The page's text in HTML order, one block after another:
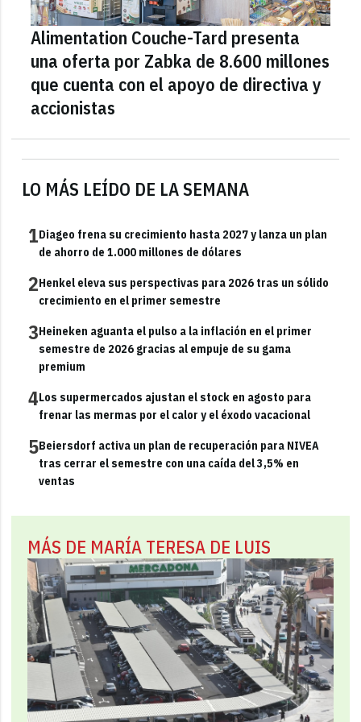
LO MÁS LEÍDO DE LA SEMANA
1Diageo frena su crecimiento hasta 2027 y lanza un plan
de ahorro de 1.000 millones de dólares
2Henkel eleva sus perspectivas para 2026 tras un sólido
crecimiento en el primer semestre
3Heineken aguanta el pulso a la inflación en el primer
semestre de 2026 gracias al empuje de su gama
premium
4Los supermercados ajustan el stock en agosto para
frenar las mermas por el calor y el éxodo vacacional
5Beiersdorf activa un plan de recuperación para NIVEA
tras cerrar el semestre con una caída del 3,5% en
ventas
MÁS DE MARÍA TERESA DE LUIS
Alimentation Couche-Tard presenta
una oferta por Zabka de 8.600 millones
que cuenta con el apoyo de directiva y
accionistas